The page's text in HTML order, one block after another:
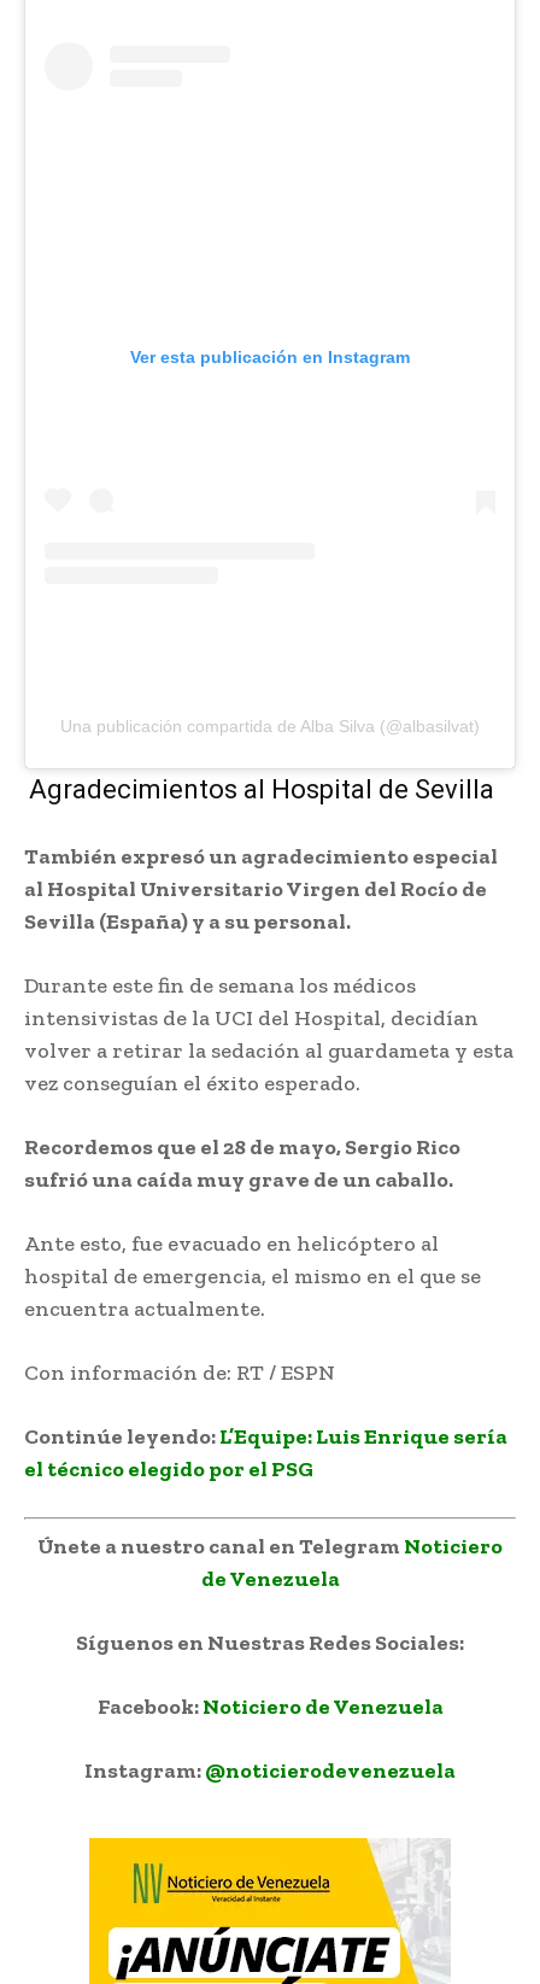
Ver esta publicación en Instagram
Una publicación compartida de Alba Silva (@albasilvat)
Agradecimientos al Hospital de Sevilla
También expresó un agradecimiento especial
al Hospital Universitario Virgen del Rocío de
Sevilla (España) y a su personal.
Durante este fin de semana los médicos
intensivistas de la UCI del Hospital, decidían
volver a retirar la sedación al guardameta y esta
vez conseguían el éxito esperado.
Recordemos que el 28 de mayo, Sergio Rico
sufrió una caída muy grave de un caballo.
Ante esto, fue evacuado en helicóptero al
hospital de emergencia, el mismo en el que se
encuentra actualmente.
Con información de: RT / ESPN
Continúe leyendo:L’Equipe: Luis Enrique sería
el técnico elegido por el PSG
Únete a nuestro canal en Telegram Noticiero
de Venezuela
Síguenos en Nuestras Redes Sociales:
Facebook:Noticiero de Venezuela
Instagram:@noticierodevenezuela